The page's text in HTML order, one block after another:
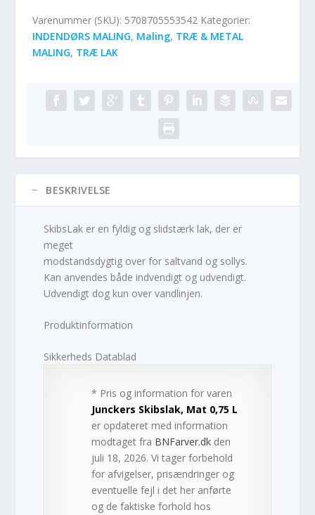
Varenummer (SKU): 5708705553542 Kategorier:
INDENDØRS MALING, Maling, TRÆ & METAL
MALING, TRÆ LAK
BESKRIVELSE
SkibsLak er en fyldig og slidstærk lak, der er
meget
modstandsdygtig over for saltvand og sollys.
Kan anvendes både indvendigt og udvendigt.
Udvendigt dog kun over vandlinjen.
Produktinformation
Sikkerheds Datablad
* Pris og information for varen
Junckers Skibslak, Mat 0,75 L
er opdateret med information
modtaget fra BNFarver.dk den
juli 18, 2026. Vi tager forbehold
for afvigelser, prisændringer og
eventuelle fejl i det her anførte
og de faktiske forhold hos